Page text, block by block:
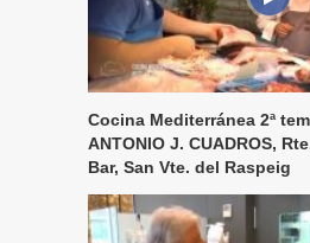
Cocina Mediterránea 2ª
ANTONIO J. CUADROS,
Bar, San Vte. del Raspeig